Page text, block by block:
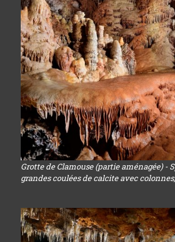
Grotte de Clamouse (partie aménagée) -
grandes coulées de calcite avec